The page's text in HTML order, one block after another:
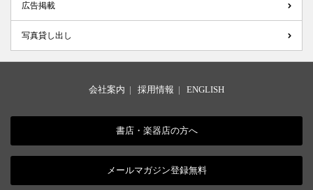
広告掲載
写真貸し出し
会社案内 | 採用情報 | ENGLISH
書店・楽器店の方へ
メールマガジン登録無料